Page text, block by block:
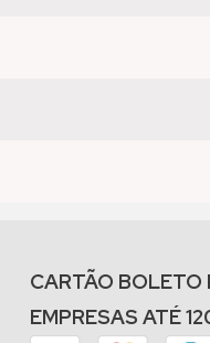
CARTÃO BOLETO
EMPRESAS ATÉ